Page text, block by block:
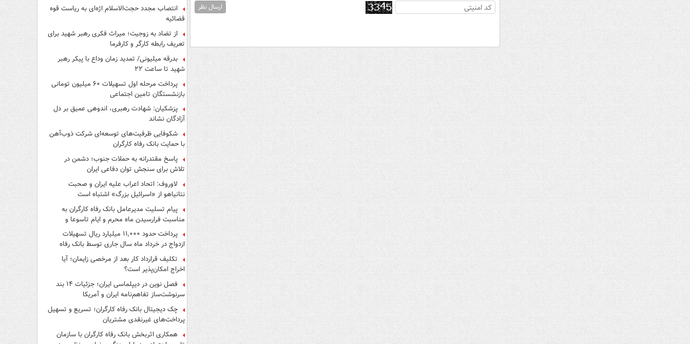
ارسال نظر
انتصاب مجدد حجت‌الاسلام اژه‌ای به ریاست قوه‌
قضائیه
از تضاد به زوجیت؛ میراث فکری رهبر شهید برای
تعریف رابطه کارگر و کارفرما
بدرقه میلیونی/ تمدید زمان وداع با پیکر رهبر
شهید تا ساعت ۲۲
پرداخت مرحله اول تسهیلات ۶۰ میلیون تومانی
بازنشستگان تامین اجتماعی
پزشکیان: شهادت رهبری، اندوهی عمیق بر دل
آزادگان نشاند
شکوفایی ظرفیت‌های توسعه‌ای شرکت ذوب‌آهن
با حمایت‌ بانک رفاه کارگران
پاسخ مقتدرانه به حملات جنوب؛ دشمن در
تلاش برای سنجش توان دفاعی ایران
لاوروف: اتحاد اعراب علیه ایران و صحبت
نتانیاهو از «اسرائیل بزرگ» اشتباه است
پیام تسلیت مدیرعامل بانک رفاه کارگران به
مناسبت فرارسیدن ماه محرم و ایام تاسوعا و
عاشورای حسینی
پرداخت حدود ۱۱,۰۰۰ میلیارد ریال تسهیلات
ازدواج در خرداد ماه سال جاری توسط بانک رفاه
کارگران
تکلیف قرارداد کار بعد از مرخصی زایمان؛ آیا
اخراج امکان‌پذیر است؟
فصل نوین در دیپلماسی ایران؛ جزئیات ۱۴ بند
سرنوشت‌ساز تفاهم‌نامه ایران و آمریکا
چک دیجیتال بانک رفاه کارگران؛ تسریع و تسهیل
پرداخت‌های غیرنقدی مشتریان
همکاری اثربخش بانک رفاه کارگران با سازمان